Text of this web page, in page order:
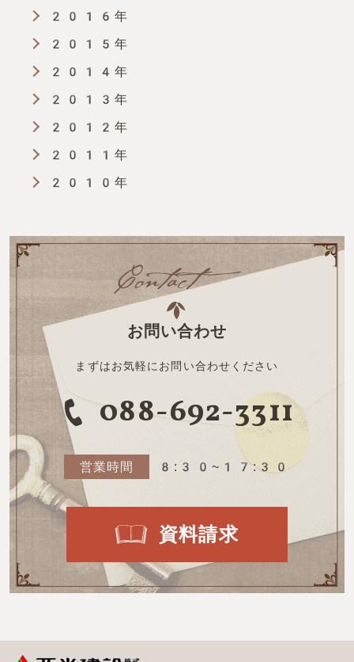
2016年
2015年
2014年
2013年
2012年
2011年
2010年
お問い合わせ
まずはお気軽にお問い合わせください
088-692-3311
営業時間 8:30~17:30
資料請求